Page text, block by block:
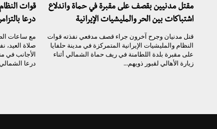
مقتل مدنيين بقصف على مقبرة في حماة واندلاع
اشتباكات بين الحر والمليشيات الإيرانية
قتل مدنيان وجرح آخرون جراء قصف مدفعي نفذته قوات
النظام والمليشيات الإيرانية المتمركزة في مدينة حلفايا
على مقبرة بلدة اللطامنة في ريف حماة الشمالي أثناء
زيارة الأهالي لقبور ذويهم...
قوات
درعا
مع ساعات
صلاة العيد،
الأجانب في
درعا